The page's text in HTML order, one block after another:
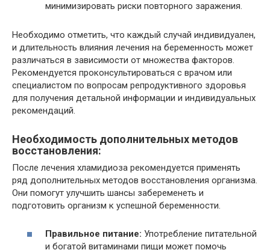
минимизировать риски повторного заражения.
Необходимо отметить, что каждый случай индивидуален,
и длительность влияния лечения на беременность может
различаться в зависимости от множества факторов.
Рекомендуется проконсультироваться с врачом или
специалистом по вопросам репродуктивного здоровья
для получения детальной информации и индивидуальных
рекомендаций.
Необходимость дополнительных методов
восстановления:
После лечения хламидиоза рекомендуется применять
ряд дополнительных методов восстановления организма.
Они помогут улучшить шансы забеременеть и
подготовить организм к успешной беременности.
Правильное питание: Употребление питательной
и богатой витаминами пищи может помочь